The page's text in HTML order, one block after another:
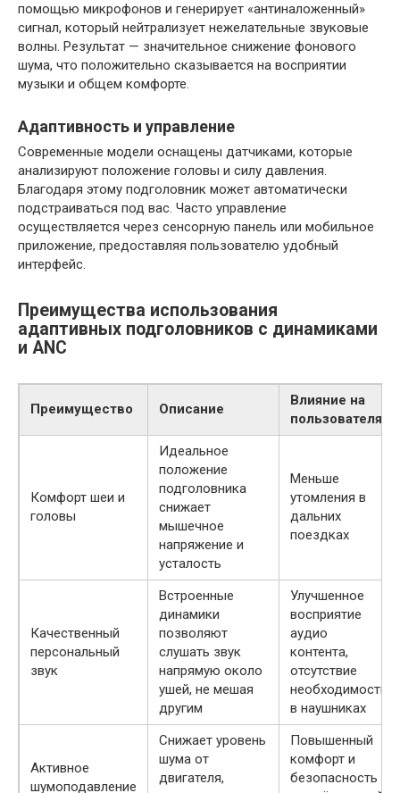
помощью микрофонов и генерирует «антиналоженный»
сигнал, который нейтрализует нежелательные звуковые
волны. Результат — значительное снижение фонового
шума, что положительно сказывается на восприятии
музыки и общем комфорте.
Адаптивность и управление
Современные модели оснащены датчиками, которые
анализируют положение головы и силу давления.
Благодаря этому подголовник может автоматически
подстраиваться под вас. Часто управление
осуществляется через сенсорную панель или мобильное
приложение, предоставляя пользователю удобный
интерфейс.
Преимущества использования
адаптивных подголовников с динамиками
и ANC
Преимущество Описание
Влияние на
пользователя
Комфорт шеи и
головы
Идеальное
положение
подголовника
снижает
мышечное
напряжение и
усталость
Меньше
утомления в
дальних
поездках
Качественный
персональный
звук
Встроенные
динамики
позволяют
слушать звук
напрямую около
ушей, не мешая
другим
Улучшенное
восприятие
аудио
контента,
отсутствие
необходимости
в наушниках
Активное
шумоподавление
Снижает уровень
шума от
двигателя,
Повышенный
комфорт и
безопасность